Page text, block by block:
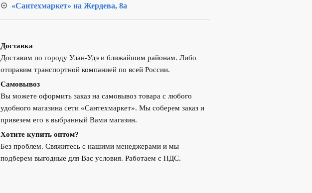
«Сантехмаркет» на Жердева, 8а
Доставка
Доставим по городу Улан-Удэ и ближайшим районам. Либо
отправим транспортной компанией по всей России.
Самовывоз
Вы можете оформить заказ на самовывоз товара с любого
удобного магазина сети «Сантехмаркет». Мы соберем заказ и
привезем его в выбранный Вами магазин.
Хотите купить оптом?
Без проблем. Свяжитесь с нашими менеджерами и мы
подберем выгодные для Вас условия. Работаем с НДС.